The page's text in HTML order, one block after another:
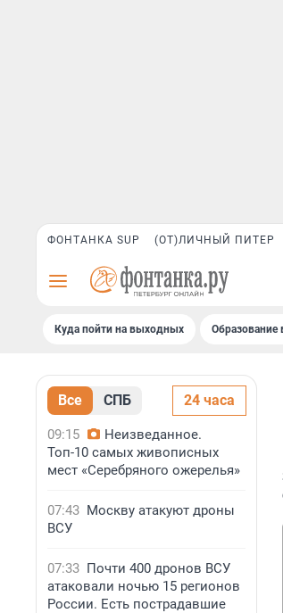
ФОНТАНКА SUP (ОТ)ЛИЧНЫЙ ПИТЕР
Куда пойти на выходных Образование
Все СПБ 24 часа
09:15
Неизведанное.
Топ-10 самых живописных
мест «Серебряного ожерелья»
07:43 Москву атакуют дроны
ВСУ
07:33 Почти 400 дронов ВСУ
атаковали ночью 15 регионов
России. Есть пострадавшие